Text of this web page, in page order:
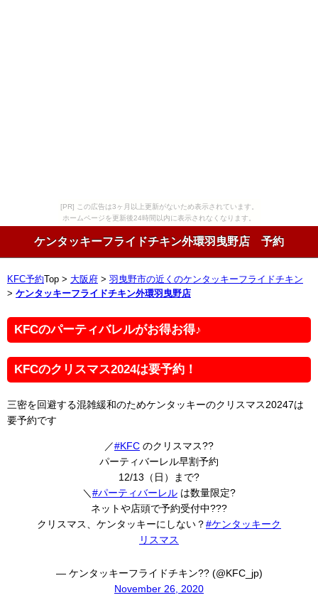
[PR] この広告は3ヶ月以上更新がないため表示されています。
ホームページを更新後24時間以内に表示されなくなります。
ケンタッキーフライドチキン外環羽曳野店 予約
KFC予約 Top > 大阪府 > 羽曳野市の近くのケンタッキーフライドチキン
> ケンタッキーフライドチキン外環羽曳野店
KFCのパーティバレルがお得お得♪
KFCのクリスマス2024は要予約！
三密を回避する混雑緩和のためケンタッキーのクリスマス20247は
要予約です
／#KFC のクリスマス??
パーティバーレル早割予約
12/13（日）まで?
＼ #パーティバーレル は数量限定?
ネットや店頭で予約受付中???
クリスマス、ケンタッキーにしない？#ケンタッキーク
リスマス
— ケンタッキーフライドチキン?? (@KFC_jp)
November 26, 2020